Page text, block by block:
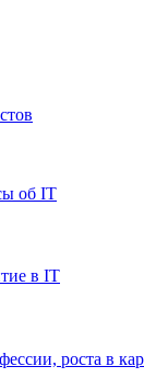
об IT
в IT
роста в